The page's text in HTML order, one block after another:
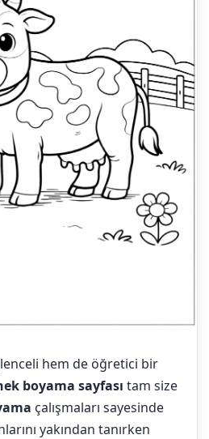
hem de öğretici bir
boyama sayfası tam size
çalışmaları sayesinde
yakından tanırken